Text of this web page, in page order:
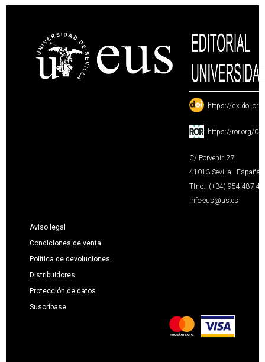
: https://
: https://ror.org/
C/ Porvenir, 27
41013 Sevilla · España
Tfno.: (+34) 954 487
info-eus@us.es
Aviso legal
Condiciones de venta
Política de devoluciones
Distribuidores
Protección de datos
Suscríbase